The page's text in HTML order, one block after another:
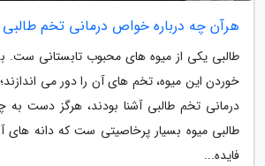
هرآن چه درباره خواص درمانی تخم طالبی
طالبی یکی از میوه های محبوب تابستانی ست.
خوردن این میوه، تخم های آن را دور می
درمانی تخم طالبی آشنا بودند، هرگز دست به
طالبی میوه بسیار پرخاصیتی ست که دانه های
فایده...